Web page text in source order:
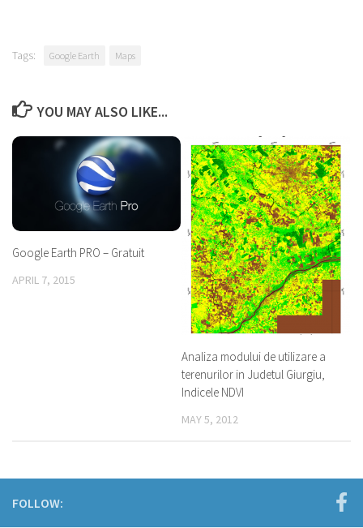
Tags: Google Earth Maps
YOU MAY ALSO LIKE...
Google Earth PRO – Gratuit
APRIL 7, 2015
Analiza modului de utilizare a
terenurilor in Judetul Giurgiu,
Indicele NDVI
MAY 5, 2012
FOLLOW: